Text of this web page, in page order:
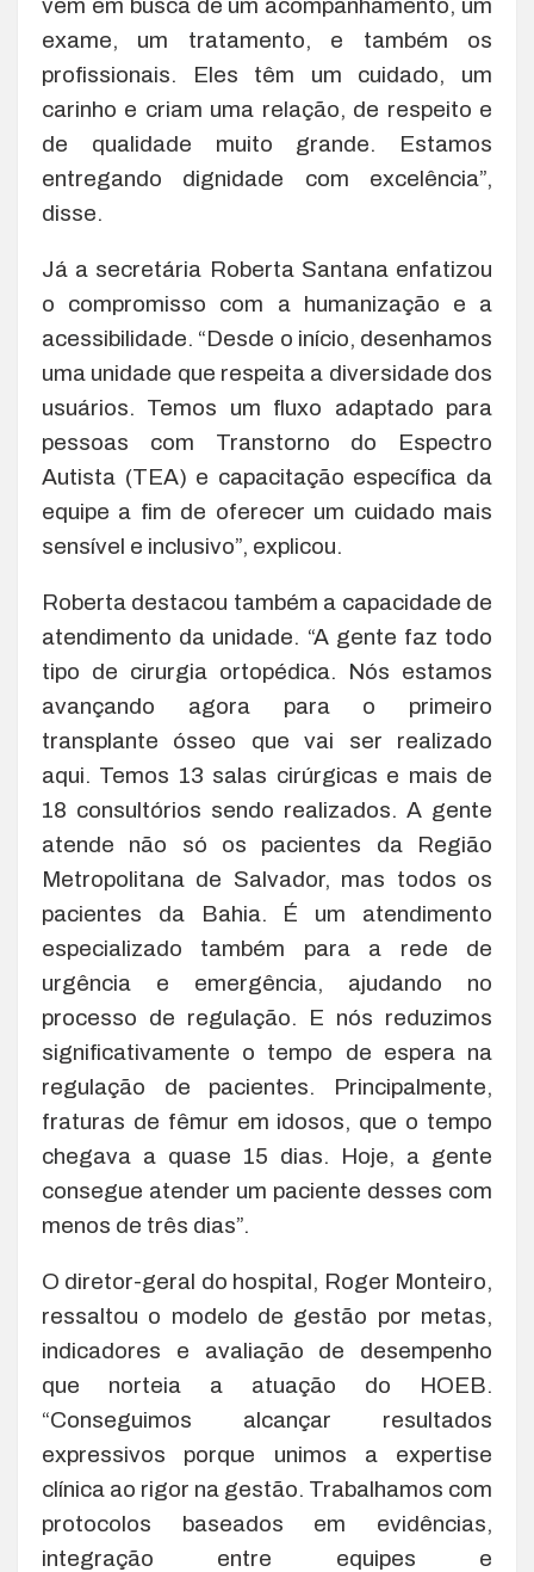
exame, um tratamento, e também os
profissionais. Eles têm um cuidado, um
carinho e criam uma relação, de respeito e
de qualidade muito grande. Estamos
entregando dignidade com excelência”,
disse.
Já a secretária Roberta Santana enfatizou
o compromisso com a humanização e a
acessibilidade. “Desde o início, desenhamos
uma unidade que respeita a diversidade dos
usuários. Temos um fluxo adaptado para
pessoas com Transtorno do Espectro
Autista (TEA) e capacitação específica da
equipe a fim de oferecer um cuidado mais
sensível e inclusivo”, explicou.
Roberta destacou também a capacidade de
atendimento da unidade. “A gente faz todo
tipo de cirurgia ortopédica. Nós estamos
avançando agora para o primeiro
transplante ósseo que vai ser realizado
aqui. Temos 13 salas cirúrgicas e mais de
18 consultórios sendo realizados. A gente
atende não só os pacientes da Região
Metropolitana de Salvador, mas todos os
pacientes da Bahia. É um atendimento
especializado também para a rede de
urgência e emergência, ajudando no
processo de regulação. E nós reduzimos
significativamente o tempo de espera na
regulação de pacientes. Principalmente,
fraturas de fêmur em idosos, que o tempo
chegava a quase 15 dias. Hoje, a gente
consegue atender um paciente desses com
menos de três dias”.
O diretor-geral do hospital, Roger Monteiro,
ressaltou o modelo de gestão por metas,
indicadores e avaliação de desempenho
que norteia a atuação do HOEB.
“Conseguimos alcançar resultados
expressivos porque unimos a expertise
clínica ao rigor na gestão. Trabalhamos com
protocolos baseados em evidências,
integração entre equipes e